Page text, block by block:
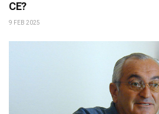
CE?
9 FEB 2025